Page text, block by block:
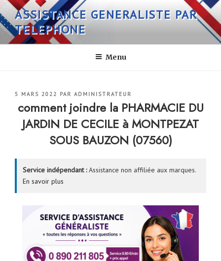
Aller
au
contenu
principal
ASSISTANCE GENERALISTE PAR
TELEPHONE
Menu
PUBLIÉ
5 MARS 2022 PAR ADMINISTRATEUR
comment joindre la PHARMACIE DU
JARDIN DE CECILE à MONTPEZAT
SOUS BAUZON (07560)
Service indépendant :Assistance non affiliée aux marques.
En savoir plus